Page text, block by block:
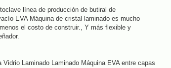
línea de producción de butiral de
EVA Máquina de cristal laminado es mucho
el costo de construir., Y más flexible y
Laminado Laminado Máquina EVA entre capas